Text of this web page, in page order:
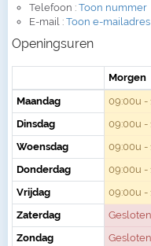
Telefoon : Toon nummer
E-mail : Toon e-mailadres
Openingsuren
Morgen
Maandag
09:00u -
Dinsdag
09:00u -
Woensdag
09:00u -
Donderdag
09:00u -
Vrijdag
09:00u -
Zaterdag
Gesloten
Zondag
Gesloten